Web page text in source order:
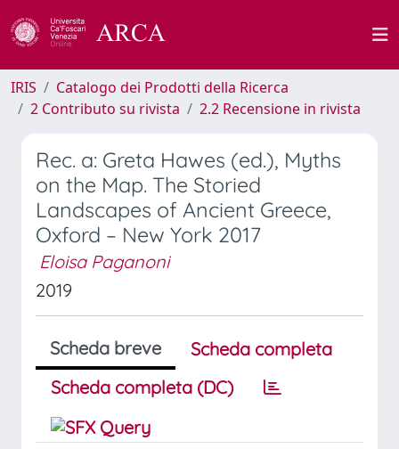
IRIS
Catalogo dei Prodotti della Ricerca
2 Contributo su rivista
2.2 Recensione in rivista
Rec. a: Greta Hawes (ed.), Myths
on the Map. The Storied
Landscapes of Ancient Greece,
Oxford – New York 2017
Eloisa Paganoni
2019
Scheda breve
Scheda completa
Scheda completa (DC)